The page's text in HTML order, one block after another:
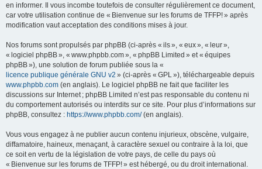
en informer. Il vous incombe toutefois de consulter régulièrement ce document,
car votre utilisation continue de « Bienvenue sur les forums de TFFP! » après
modification vaut acceptation des conditions mises à jour.
Nos forums sont propulsés par phpBB (ci-après « ils », « eux », « leur »,
« logiciel phpBB », « www.phpbb.com », « phpBB Limited » et « équipes
phpBB »), une solution de forum publiée sous la «
licence publique générale GNU v2 » (ci-après « GPL »), téléchargeable depuis
www.phpbb.com (en anglais). Le logiciel phpBB ne fait que faciliter les
discussions sur Internet ; phpBB Limited n’est pas responsable du contenu ni
du comportement autorisés ou interdits sur ce site. Pour plus d’informations sur
phpBB, consultez : https://www.phpbb.com/(en anglais).
Vous vous engagez à ne publier aucun contenu injurieux, obscène, vulgaire,
diffamatoire, haineux, menaçant, à caractère sexuel ou contraire à la loi, que
ce soit en vertu de la législation de votre pays, de celle du pays où
« Bienvenue sur les forums de TFFP! » est hébergé, ou du droit international.